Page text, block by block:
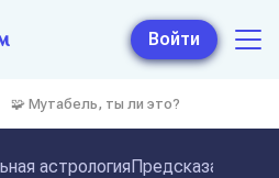
Войти
🧩 Мутабель, ты ли это?
астрология